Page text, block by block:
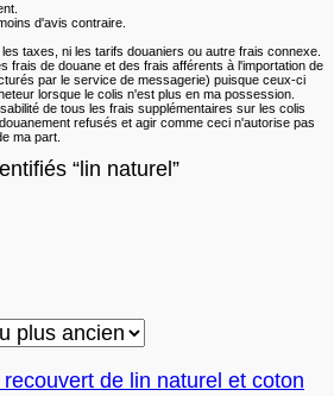
d'avis contraire.
taxes, ni les tarifs douaniers ou autre frais connexe.
frais de douane et des frais afférents à l'importation de
par le service de messagerie) puisque ceux-ci
lorsque le colis n'est plus en ma possession.
de tous les frais supplémentaires sur les colis
refusés et agir comme ceci n'autorise pas
ma part.
“lin naturel”